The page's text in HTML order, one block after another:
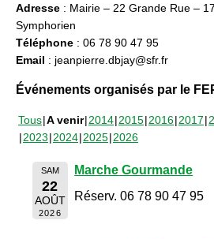
Adresse : Mairie – 22 Grande Rue –
Symphorien
Téléphone : 06 78 90 47 95
Email : jeanpierre.dbjay@sfr.fr
Événements organisés par le
Tous A venir 2014 2015 2016 2017
2023 2024 2025 2026
SAM
22
AOÛT
2026
Marche Gourmande
Réserv. 06 78 90 47 95